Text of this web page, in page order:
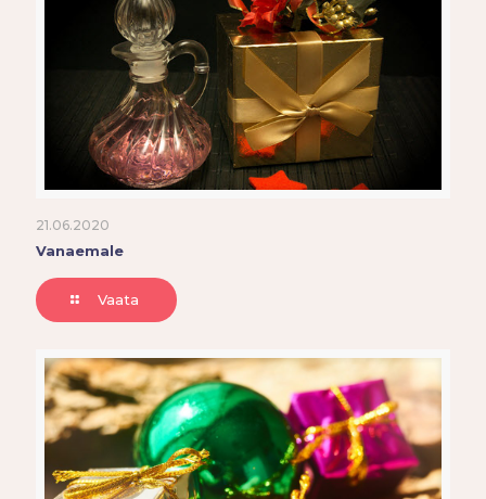
21.06.2020
Vanaemale
Vaata